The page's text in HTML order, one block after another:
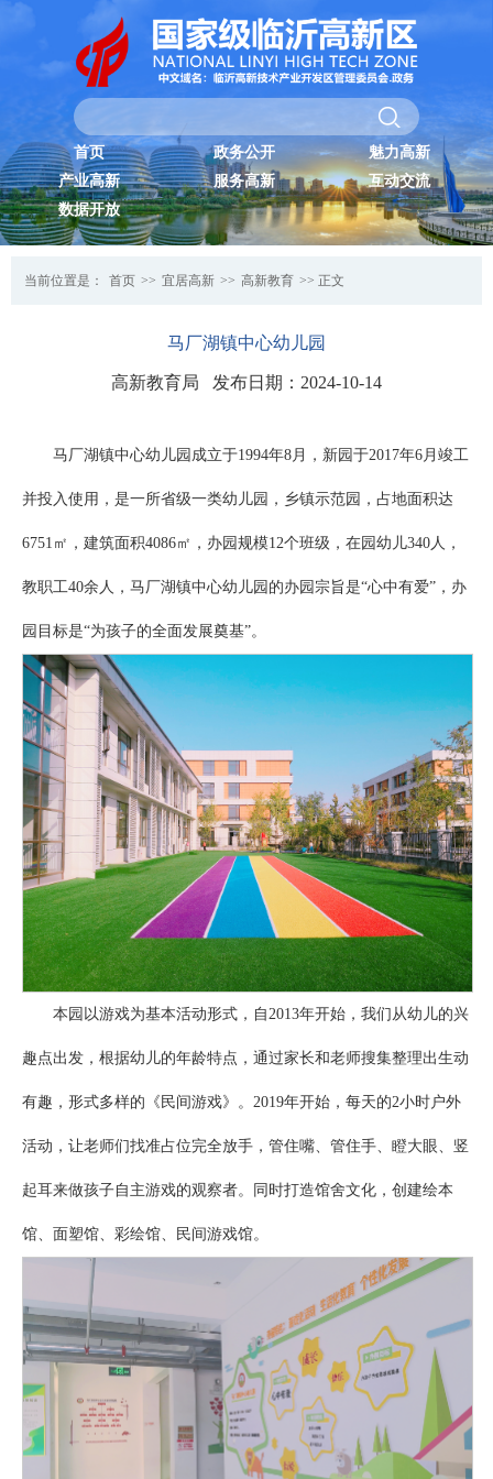
首页 政务公开
魅力高新
产业高新
服务高新
互动交流
数据开放
当前位置是： 首页 >> 宜居高新 >> 高新教育 >> 正文
马厂湖镇中心幼儿园
高新教育局 发布日期：2024-10-14
马厂湖镇中心幼儿园成立于1994年8月，新园于2017年6月竣工
并投入使用，是一所省级一类幼儿园，乡镇示范园，占地面积达
6751㎡，建筑面积4086㎡，办园规模12个班级，在园幼儿340人，
教职工40余人，马厂湖镇中心幼儿园的办园宗旨是“心中有爱”，办
园目标是“为孩子的全面发展奠基”。
本园以游戏为基本活动形式，自2013年开始，我们从幼儿的兴
趣点出发，根据幼儿的年龄特点，通过家长和老师搜集整理出生动
有趣，形式多样的《民间游戏》。2019年开始，每天的2小时户外
活动，让老师们找准占位完全放手，管住嘴、管住手、瞪大眼、竖
起耳来做孩子自主游戏的观察者。同时打造馆舍文化，创建绘本
馆、面塑馆、彩绘馆、民间游戏馆。